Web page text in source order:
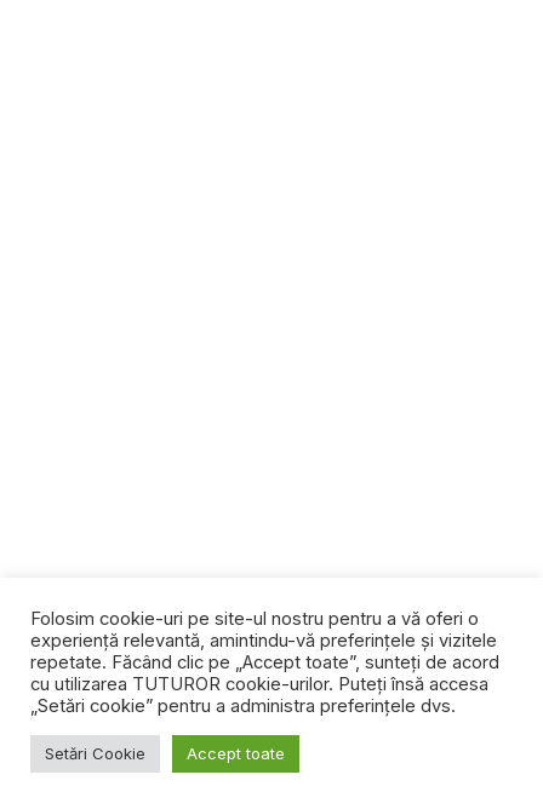
Folosim cookie-uri pe site-ul nostru pentru a vă oferi o
experiență relevantă, amintindu-vă preferințele și vizitele
repetate. Făcând clic pe „Accept toate”, sunteți de acord
cu utilizarea TUTUROR cookie-urilor. Puteți însă accesa
„Setări cookie” pentru a administra preferințele dvs.
Setări Cookie Accept toate